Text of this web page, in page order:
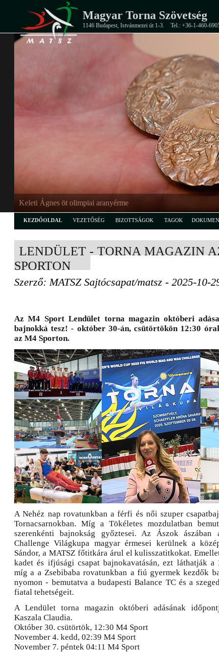
Magyar Torna Szövetség
1146 Budapest, Istvánmezei út 1-3. Tel.: +36-1-460-
Keleti Ágnes öt olimpiai aranyérme
KEZDŐOLDAL VEZETŐSÉG BIZOTTSÁGOK TAGOK
LENDÜLET - TORNA MAGAZIN
SPORTON
Szerző: MATSZ Sajtócsapat/matsz - 2025-10-
Az M4 Sport Lendület torna magazin októberi
bajnokká tesz! - október 30-án, csütörtökön 12:30
az M4 Sporton.
A Nehéz nap rovatunkban a férfi és női szuper
Tornacsarnokban. Míg a Tökéletes mozdulatban
szerenkénti bajnokság győztesei. Az Ászok ászában
Challenge Világkupa magyar érmesei kerülnek a
Sándor, a MATSZ főtitkára árul el kulisszatitkokat.
kadet és ifjúsági csapat bajnokavatásán, ezt láthatják a
míg a a Zsebibaba rovatunkban a fiú gyermek kezdők
nyomon - bemutatva a budapesti Balance TC és a
fiatal tehetségeit.
A Lendület torna magazin októberi adásának
Kaszala Claudia.
Október 30. csütörtök, 12:30 M4 Sport
November 4. kedd, 02:39 M4 Sport
November 7. péntek 04:11 M4 Sport